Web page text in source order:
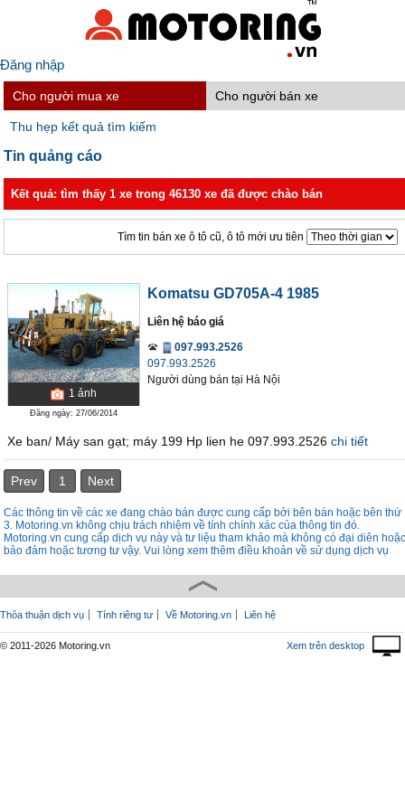
Đăng nhập
Cho người mua xe Cho người bán xe
Thu hẹp kết quả tìm kiếm
Tin quảng cáo
Kết quả: tìm thấy 1 xe trong 46130 xe đã được chào bán
Tìm tin bán xe ô tô cũ, ô tô mới ưu tiên
1 ảnh
Đăng ngày: 27/06/2014
Komatsu GD705A-4 1985
Liên hệ báo giá
097.993.2526
097.993.2526
Người dùng bán tại Hà Nội
Xe ban/ Máy san gạt; máy 199 Hp lien he 097.993.2526 chi tiết
Prev 1 Next
Các thông tin về các xe đang chào bán được cung cấp bởi bên bán hoặc bên thứ
3. Motoring.vn không chịu trách nhiệm về tính chính xác của thông tin đó.
Motoring.vn cung cấp dịch vụ này và tư liệu tham khảo mà không có đại diên hoặc
bảo đảm hoặc tương tư vậy. Vui lòng xem thêm điều khoản về sử dụng dịch vụ
Thỏa thuận dịch vụ Tính riêng tư Về Motoring.vn Liên hệ
© 2011-2026 Motoring.vn Xem trên desktop